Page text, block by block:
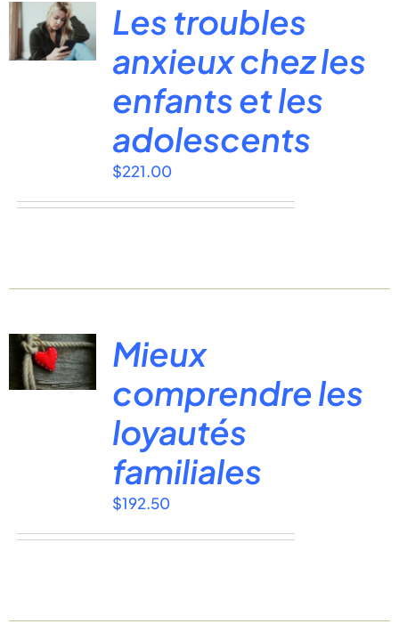
Les troubles
anxieux chez les
enfants et les
adolescents
$221.00
Mieux
comprendre les
loyautés
familiales
$192.50